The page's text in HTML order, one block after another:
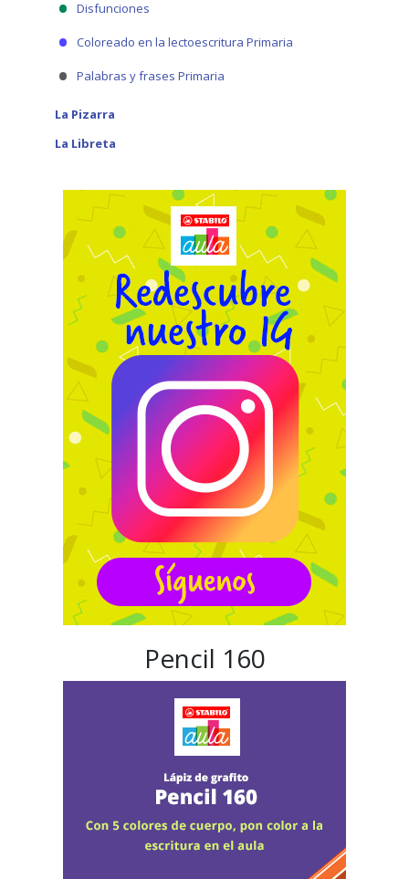
Disfunciones
Coloreado en la lectoescritura Primaria
Palabras y frases Primaria
La Pizarra
La Libreta
Pencil 160